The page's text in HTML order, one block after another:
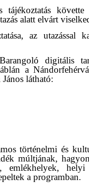
tájékoztatás
alatt elvárt
az utazással
digitális
a
látható:
történelmi és
múltjának,
helyi
a programban.